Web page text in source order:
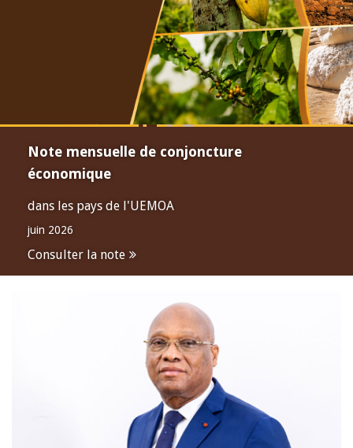
Note mensuelle de conjoncture
économique
dans les pays de l'UEMOA
juin 2026
Consulter la note